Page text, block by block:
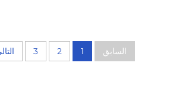
السابق 1
2
3